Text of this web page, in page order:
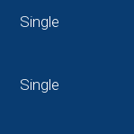
Single
Single